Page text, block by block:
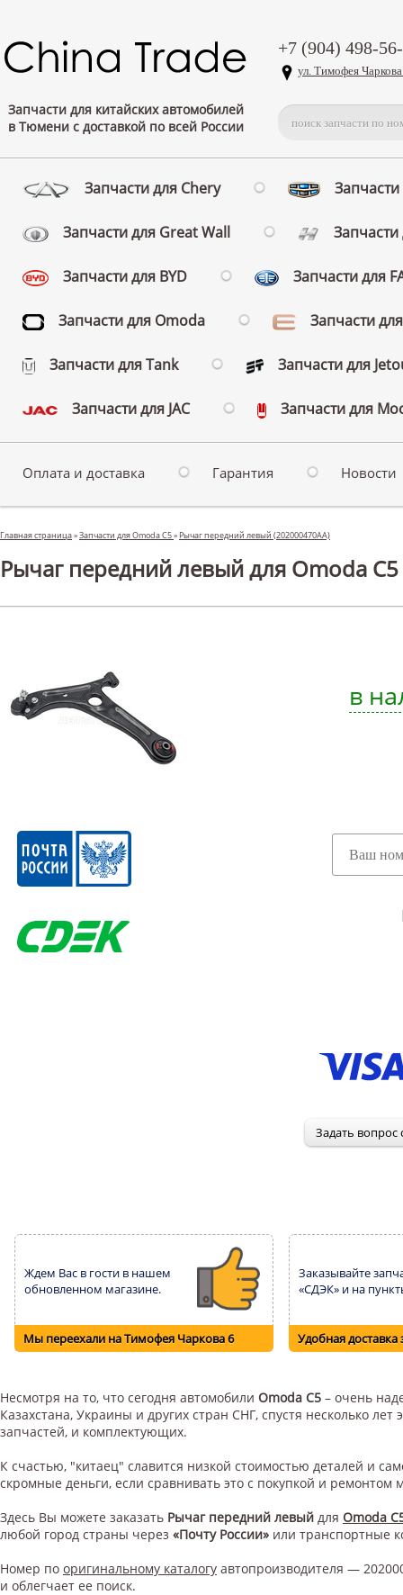
Запчасти для китайских автомобилей
в Тюмени с доставкой по всей России
+7 (904) 498-
ул. Тимофея
Запчасти для Chery
Запчасти для Great Wall
Запчасти для BYD Запчасти для
Запчасти для Omoda Запчасти
Запчасти для Tank Запчасти для
Запчасти для JAC Запчасти для
Оплата и доставка Гарантия Новости
Главная страница»Запчасти для Omoda C5» Рычаг передний левый (202000470AA)
Рычаг передний левый для Omoda C5
в
Ждем Вас в гости в нашем
обновленном магазине.
Мы переехали на Тимофея Чаркова 6
Заказывайте
«СДЭК» и на
Удобная доставка
Несмотря на то, что сегодня автомобили Omoda C5 – очень
Казахстана, Украины и других стран СНГ, спустя несколько
запчастей, и комплектующих.
К счастью, "китаец" славится низкой стоимостью деталей и
скромные деньги, если сравнивать это с покупкой и
Здесь Вы можете заказать Рычаг передний левый для Omoda
любой город страны через «Почту России» или транспортные
Номер по оригинальному каталогу автопроизводителя —
и облегчает ее поиск.